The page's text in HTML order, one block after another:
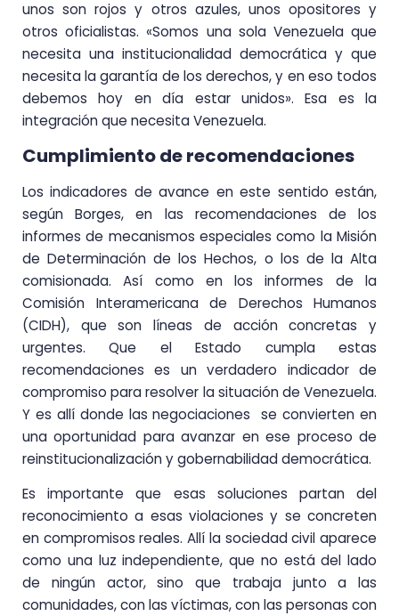
unos son rojos y otros azules, unos opositores y
otros oficialistas. «Somos una sola Venezuela que
necesita una institucionalidad democrática y que
necesita la garantía de los derechos, y en eso todos
debemos hoy en día estar unidos». Esa es la
integración que necesita Venezuela.
Cumplimiento de recomendaciones
Los indicadores de avance en este sentido están,
según Borges, en las recomendaciones de los
informes de mecanismos especiales como la Misión
de Determinación de los Hechos, o los de la Alta
comisionada. Así como en los informes de la
Comisión Interamericana de Derechos Humanos
(CIDH), que son líneas de acción concretas y
urgentes. Que el Estado cumpla estas
recomendaciones es un verdadero indicador de
compromiso para resolver la situación de Venezuela.
Y es allí donde las negociaciones se convierten en
una oportunidad para avanzar en ese proceso de
reinstitucionalización y gobernabilidad democrática.
Es importante que esas soluciones partan del
reconocimiento a esas violaciones y se concreten
en compromisos reales. Allí la sociedad civil aparece
como una luz independiente, que no está del lado
de ningún actor, sino que trabaja junto a las
comunidades, con las víctimas, con las personas con